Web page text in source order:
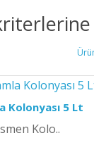
Kolonyası 5 Lt
Kolo..